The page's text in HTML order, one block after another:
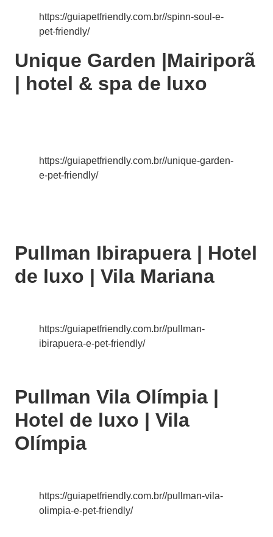
https://guiapetfriendly.com.br//spinn-soul-e-
pet-friendly/
Unique Garden |Mairiporã
| hotel & spa de luxo
https://guiapetfriendly.com.br//unique-garden-
e-pet-friendly/
Pullman Ibirapuera | Hotel
de luxo | Vila Mariana
https://guiapetfriendly.com.br//pullman-
ibirapuera-e-pet-friendly/
Pullman Vila Olímpia |
Hotel de luxo | Vila
Olímpia
https://guiapetfriendly.com.br//pullman-vila-
olimpia-e-pet-friendly/